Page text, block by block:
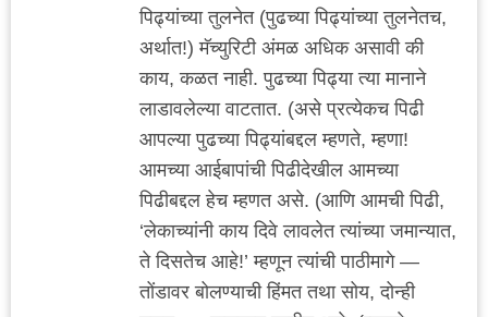
पिढ्यांच्या तुलनेत (पुढच्या पिढ्यांच्या तुलनेतच,
अर्थात!) मॅच्युरिटी अंमळ अधिक असावी की
काय, कळत नाही. पुढच्या पिढ्या त्या मानाने
लाडावलेल्या वाटतात. (असे प्रत्येकच पिढी
आपल्या पुढच्या पिढ्यांबद्दल म्हणते, म्हणा!
आमच्या आईबापांची पिढीदेखील आमच्या
पिढीबद्दल हेच म्हणत असे. (आणि आमची पिढी,
‘लेकाच्यांनी काय दिवे लावलेत त्यांच्या जमान्यात,
ते दिसतेच आहे!’ म्हणून त्यांची पाठीमागे —
तोंडावर बोलण्याची हिंमत तथा सोय, दोन्ही